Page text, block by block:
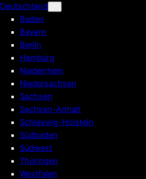
Deutschland
Baden
Bayern
Berlin
Hamburg
Niederrhein
Niedersachsen
Sachsen
Sachsen-Anhalt
Schleswig-Holstein
Südbaden
Südwest
Thüringen
Westfalen